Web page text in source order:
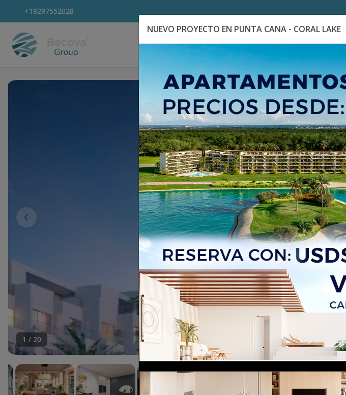
+18297552028
Explora Propiedades Catálogo de Proyectos
1 / 20
NUEVO PROYECTO EN PUNTA CANA - CORAL LAKE